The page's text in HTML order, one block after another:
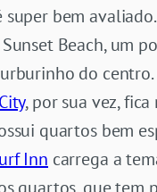
bem
Beach, um
do centro.
, por sua vez,
quartos bem
Inn carrega a
quartos, que tem